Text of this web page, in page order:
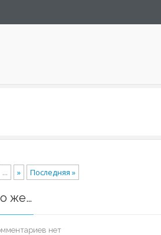
... » Последняя »
же…
кнет